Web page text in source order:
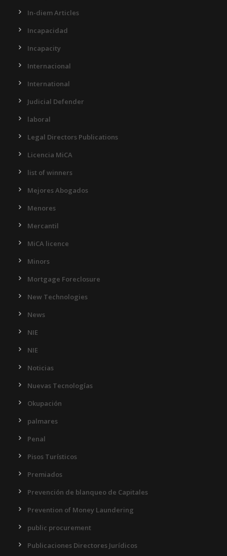
In-diem Articles
Incapacidad
Incapacity
Internacional
International
Judicial Defender
laboral
Legal Directors Publications
Licencia MiCA
list of winners
Mejores Abogados
Menores
Mercantil
MiCA licence
Minors
Mortgage Foreclosure
New Technologies
News
NIE
NIE
Noticias
Nuevas Tecnologías
Okupación
palmares
Penal
Pisos Turísticos
Premiados
Prevención de blanqueo de Capitales
Prevention of Money Laundering
public procurement
Publicaciones Directores Jurídicos